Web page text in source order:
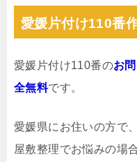
愛媛片付け110番
愛媛片付け110番のお
全無料です。
愛媛県にお住いの方で
屋敷整理でお悩みの場